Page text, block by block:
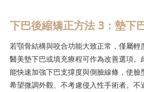
下巴後縮矯正方法 3：墊下
若顎骨結構與咬合功能大致正常，僅屬輕
醫美墊下巴或填充療程可作為改善選項。
能快速加強下巴支撐度與側臉線條，使臉
希望微調外觀、不考慮侵入性手術者。不